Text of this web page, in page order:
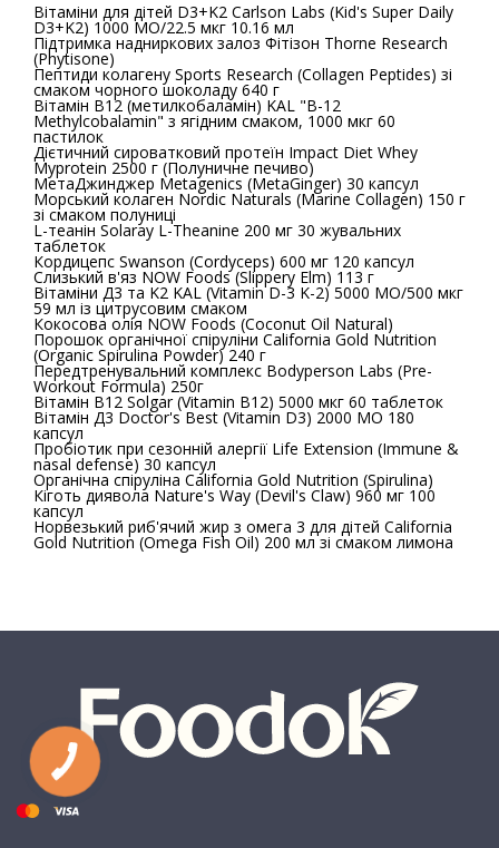
Вітаміни для дітей D3+K2 Carlson Labs (Kid's Super Daily
D3+K2) 1000 МО/22.5 мкг 10.16 мл
Підтримка надниркових залоз Фітізон Thorne Research
(Phytisone)
Пептиди колагену Sports Research (Collagen Peptides) зі
смаком чорного шоколаду 640 г
Вітамін B12 (метилкобаламін) KAL "B-12
Methylcobalamin" з ягідним смаком, 1000 мкг 60
пастилок
Дієтичний сироватковий протеїн Impact Diet Whey
Myprotein 2500 г (Полуничне печиво)
МетаДжинджер Metagenics (MetaGinger) 30 капсул
Морський колаген Nordic Naturals (Marine Collagen) 150 г
зі смаком полуниці
L-теанін Solaray L-Theanine 200 мг 30 жувальних
таблеток
Кордицепс Swanson (Cordyceps) 600 мг 120 капсул
Слизький в'яз NOW Foods (Slippery Elm) 113 г
Вітаміни Д3 та K2 KAL (Vitamin D-3 K-2) 5000 МО/500 мкг
59 мл із цитрусовим смаком
Кокосова олія NOW Foods (Coconut Oil Natural)
Порошок органічної спіруліни California Gold Nutrition
(Organic Spirulina Powder) 240 г
Передтренувальний комплекс Bodyperson Labs (Pre-
Workout Formula) 250г
Вітамін В12 Solgar (Vitamin B12) 5000 мкг 60 таблеток
Вітамін Д3 Doctor's Best (Vitamin D3) 2000 МО 180
капсул
Пробіотик при сезонній алергії Life Extension (Immune &
nasal defense) 30 капсул
Органічна спіруліна California Gold Nutrition (Spirulina)
Кіготь диявола Nature's Way (Devil's Claw) 960 мг 100
капсул
Норвезький риб'ячий жир з омега 3 для дітей California
Gold Nutrition (Omega Fish Oil) 200 мл зі смаком лимона